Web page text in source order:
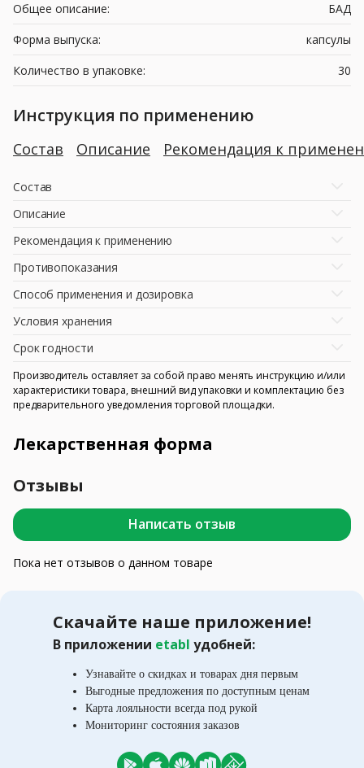
Общее описание:
БАД
Форма выпуска:
капсулы
Количество в упаковке:
30
Инструкция по применению
Состав Описание Рекомендация к
Состав
Описание
Рекомендация к применению
Противопоказания
Способ применения и дозировка
Условия хранения
Срок годности
Производитель оставляет за собой право менять инструкцию и/или
характеристики товара, внешний вид упаковки и комплектацию без
предварительного уведомления торговой площадки.
Лекарственная форма
Отзывы
Написать отзыв
Пока нет отзывов о данном товаре
Скачайте наше приложение!
В приложении etabl удобней:
Узнавайте о скидках и товарах дня первым
Выгодные предложения по доступным ценам
Карта лояльности всегда под рукой
Мониторинг состояния заказов